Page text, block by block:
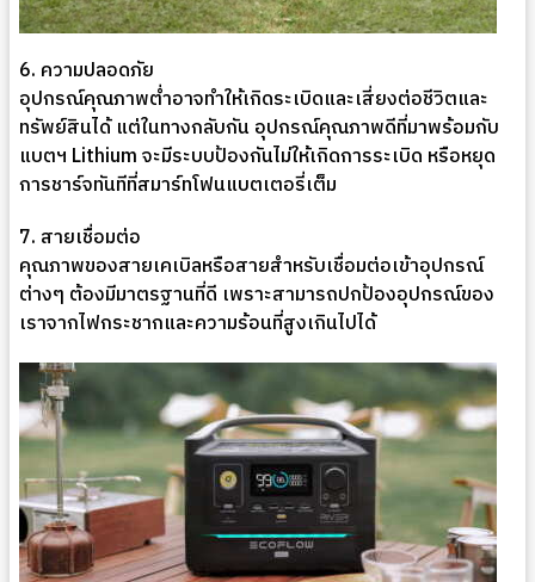
6. ความปลอดภัย
อุปกรณ์คุณภาพต่ำอาจทำให้เกิดระเบิดและเสี่ยงต่อชีวิตและ
ทรัพย์สินได้ แต่ในทางกลับกัน อุปกรณ์คุณภาพดีที่มาพร้อมกับ
แบตฯ Lithium จะมีระบบป้องกันไม่ให้เกิดการระเบิด หรือหยุด
การชาร์จทันทีที่สมาร์ทโฟนแบตเตอรี่เต็ม
7. สายเชื่อมต่อ
คุณภาพของสายเคเบิลหรือสายสำหรับเชื่อมต่อเข้าอุปกรณ์
ต่างๆ ต้องมีมาตรฐานที่ดี เพราะสามารถปกป้องอุปกรณ์ของ
เราจากไฟกระชากและความร้อนที่สูงเกินไปได้